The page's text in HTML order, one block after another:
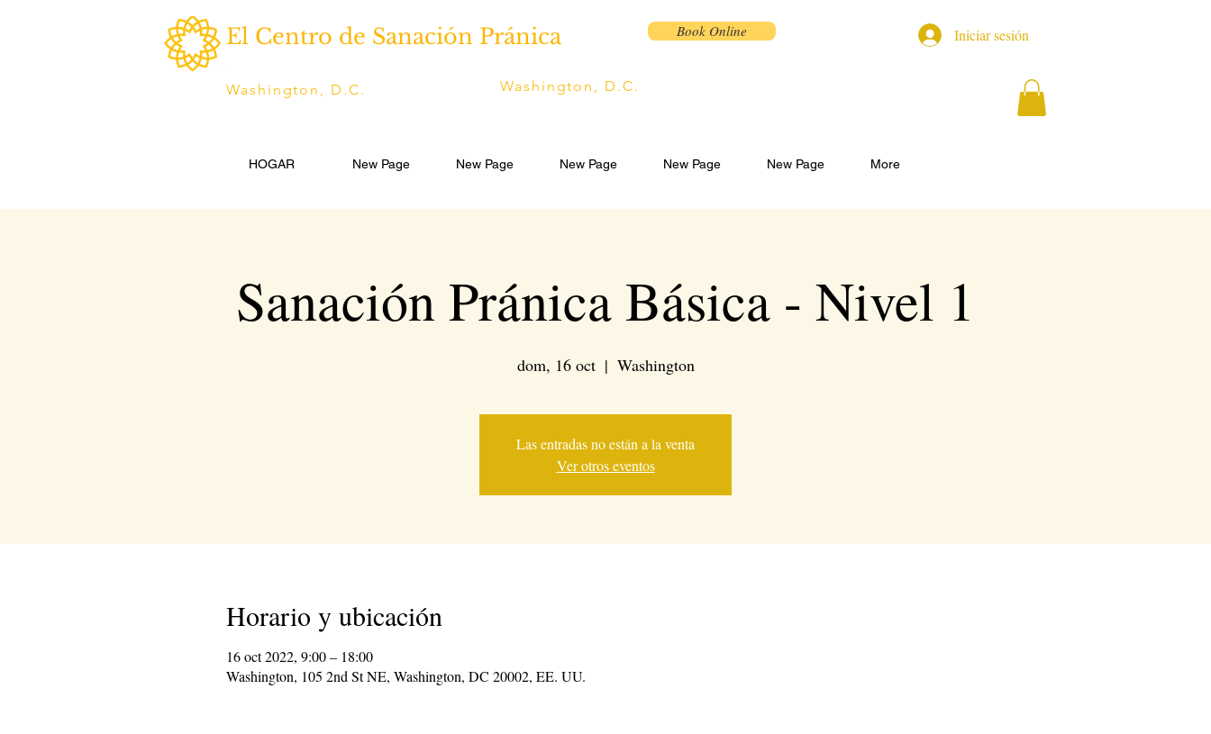
El Centro de Sanación Pránica Book Online Iniciar sesión
Washington, D.C. Washington, D.C.
HOGAR New Page New Page New Page New Page New Page More
Sanación Pránica Básica - Nivel 1
dom, 16 oct
  |
Washington
Las entradas no están a la venta
Ver otros eventos
Horario y ubicación
16 oct 2022, 9:00 – 18:00
Washington, 105 2nd St NE, Washington, DC 20002, EE. UU.